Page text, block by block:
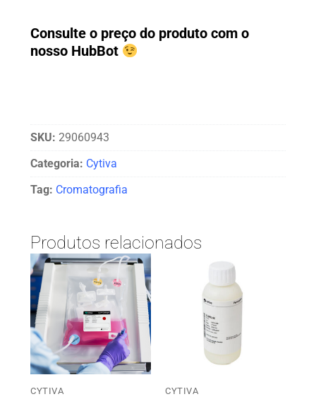
Consulte o preço do produto com o
nosso HubBot
SKU: 29060943
Categoria: Cytiva
Tag: Cromatografia
Produtos relacionados
CYTIVA CYTIVA